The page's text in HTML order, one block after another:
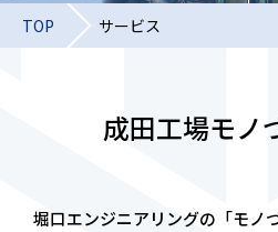
ニュース
TOP サービス
成田工場モノ
堀口エンジニアリングの「モノ